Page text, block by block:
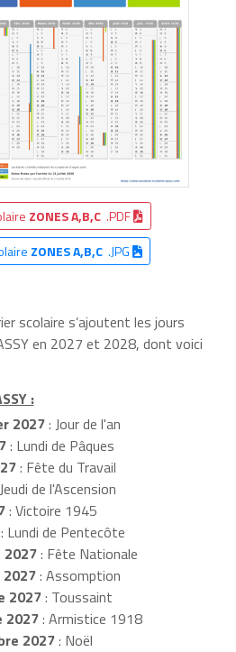
ZONES A,B,C .PDF
ZONES A,B,C.JPG
scolaire s’ajoutent les jours
en 2027 et 2028, dont voici
:
2027: Jour de l'an
: Lundi de Pâques
: Fête du Travail
de l'Ascension
: Victoire 1945
: Lundi de Pentecôte
: Fête Nationale
: Assomption
2027: Toussaint
2027: Armistice 1918
2027: Noël